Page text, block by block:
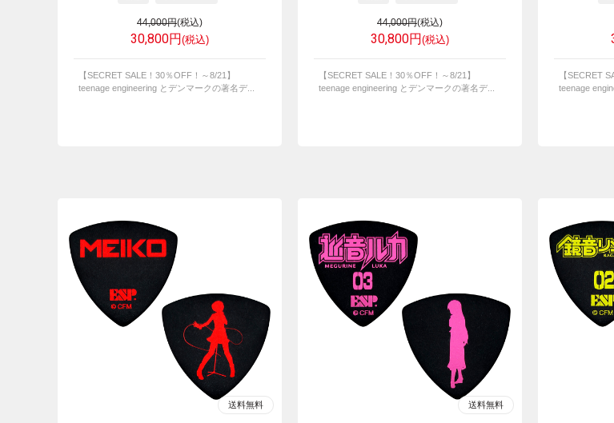
44,000円(税込)
30,800円(税込)
【SECRET SALE！30％OFF！～8/21】
teenage engineering とデンマークの著名デ...
44,000円(税込)
30,800円(税込)
【SECRET SALE！30％OFF！～8/21】
teenage engineering とデンマークの著名デ...
【SECRET
teenage